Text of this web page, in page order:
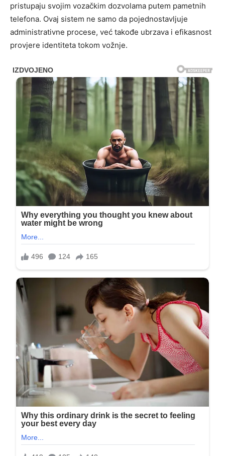
pristupaju svojim vozačkim dozvolama putem pametnih
telefona. Ovaj sistem ne samo da pojednostavljuje
administrativne procese, već takođe ubrzava i efikasnost
provjere identiteta tokom vožnje.